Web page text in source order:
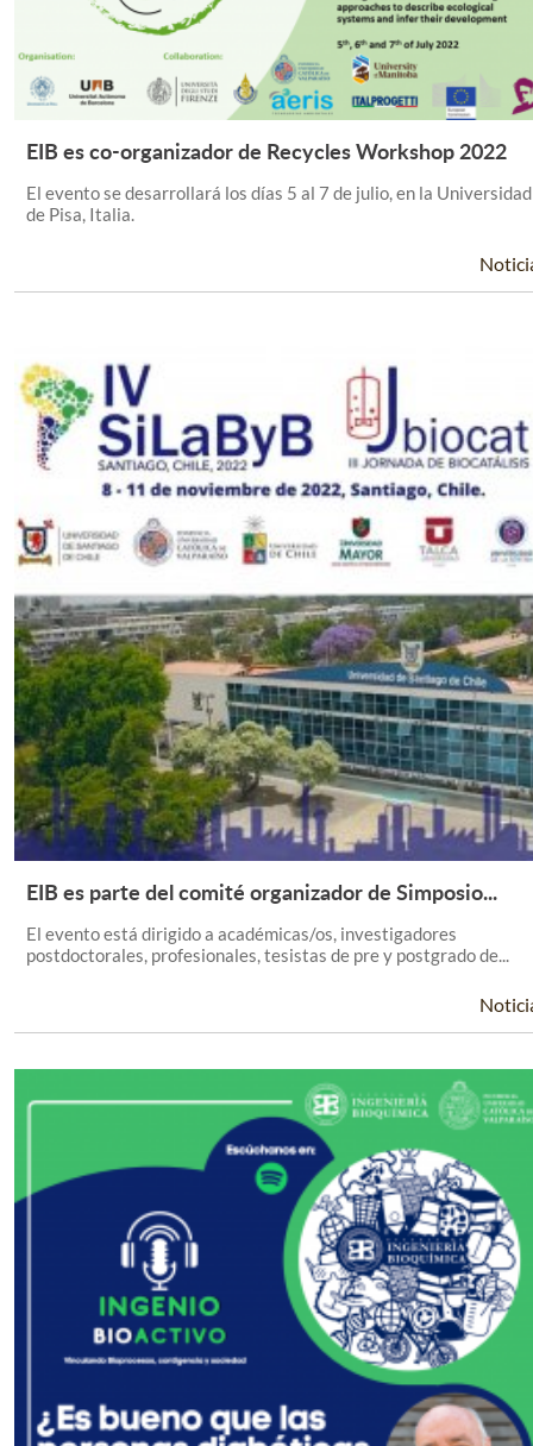
Leer Más +
EIB es co-organizador de Recycles Workshop 2022
El evento se desarrollará los días 5 al 7 de julio, en la Universidad
de Pisa, Italia.
Leer Más +
EIB es parte del comité organizador de Simposio...
El evento está dirigido a académicas/os, investigadores
postdoctorales, profesionales, tesistas de pre y postgrado de...